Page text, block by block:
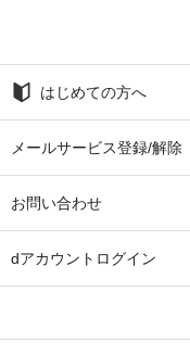
はじめての方へ
メールサービス登録/解除
お問い合わせ
dアカウントログイン